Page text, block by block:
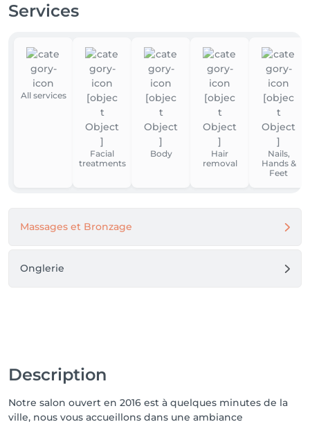
Services
All services
Facial
treatments
Body
Hair
removal
Nails,
Hands &
Feet
Massages et Bronzage
Onglerie
Description
Notre salon ouvert en 2016 est à quelques minutes de la
ville, nous vous accueillons dans une ambiance